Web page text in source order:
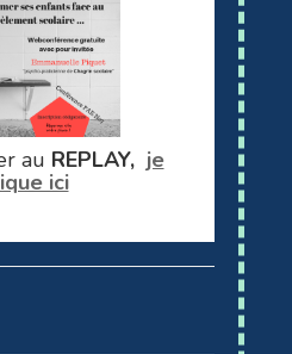
au REPLAY, je
ici